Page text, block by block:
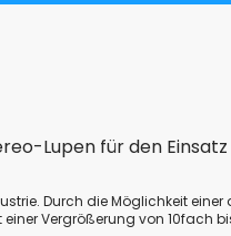
Lupen für den Einsatz
Durch die Möglichkeit
Vergrößerung von 10fach